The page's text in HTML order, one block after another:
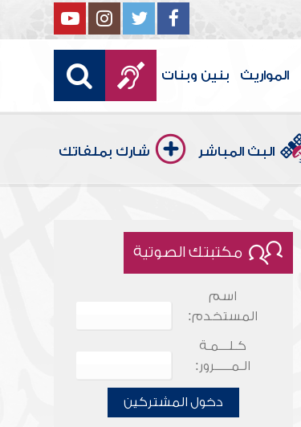
المواريث بنين وبنات
البث المباشر شارك بملفاتك
مكتبتك الصوتية
اسم
المستخدم:
كـلـــمـة
الـمـــــرور:
دخول المشتركين